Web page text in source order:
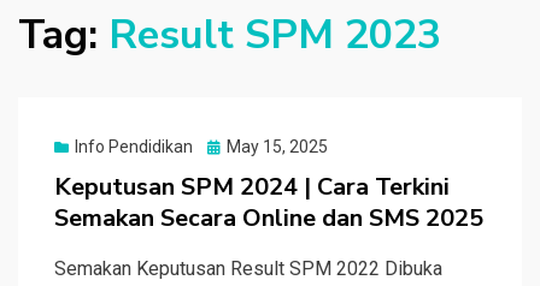
Tag: Result SPM 2023
Info Pendidikan
Posted
May 15, 2025
Keputusan SPM 2024 | Cara Terkini
Semakan Secara Online dan SMS 2025
Semakan Keputusan Result SPM 2022 Dibuka